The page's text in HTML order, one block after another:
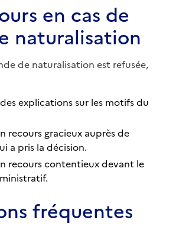
en cas de
naturalisation
de naturalisation est refusée,
explications sur les motifs du
recours gracieux auprès de
a pris la décision.
recours contentieux devant le
fréquentes